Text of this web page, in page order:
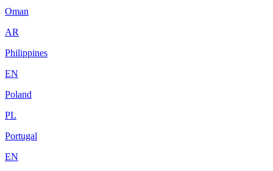
Oman
AR
Philippines
EN
Poland
PL
Portugal
EN